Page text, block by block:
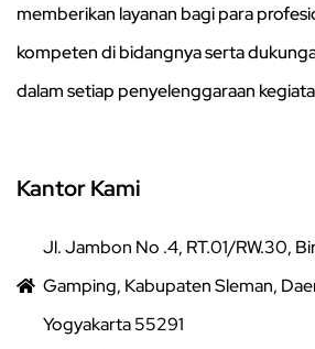
memberikan layanan bagi para
kompeten di bidangnya serta
dalam setiap penyelenggaraan
Kantor Kami
Jl. Jambon No .4, RT.01/RW.30,
Gamping, Kabupaten Sleman,
Yogyakarta 55291